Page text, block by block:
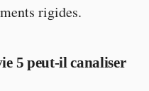
rigides.
5 peut-il canaliser